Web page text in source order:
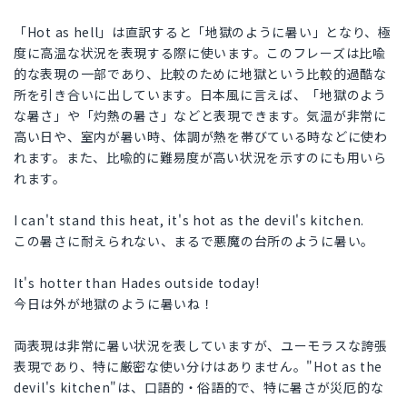
「Hot as hell」は直訳すると「地獄のように暑い」となり、極
度に高温な状況を表現する際に使います。このフレーズは比喩
的な表現の一部であり、比較のために地獄という比較的過酷な
所を引き合いに出しています。日本風に言えば、「地獄のよう
な暑さ」や「灼熱の暑さ」などと表現できます。気温が非常に
高い日や、室内が暑い時、体調が熱を帯びている時などに使わ
れます。また、比喩的に難易度が高い状況を示すのにも用いら
れます。
I can't stand this heat, it's hot as the devil's kitchen.
この暑さに耐えられない、まるで悪魔の台所のように暑い。
It's hotter than Hades outside today!
今日は外が地獄のように暑いね！
両表現は非常に暑い状況を表していますが、ユーモラスな誇張
表現であり、特に厳密な使い分けはありません。"Hot as the
devil's kitchen"は、口語的・俗語的で、特に暑さが災厄的な